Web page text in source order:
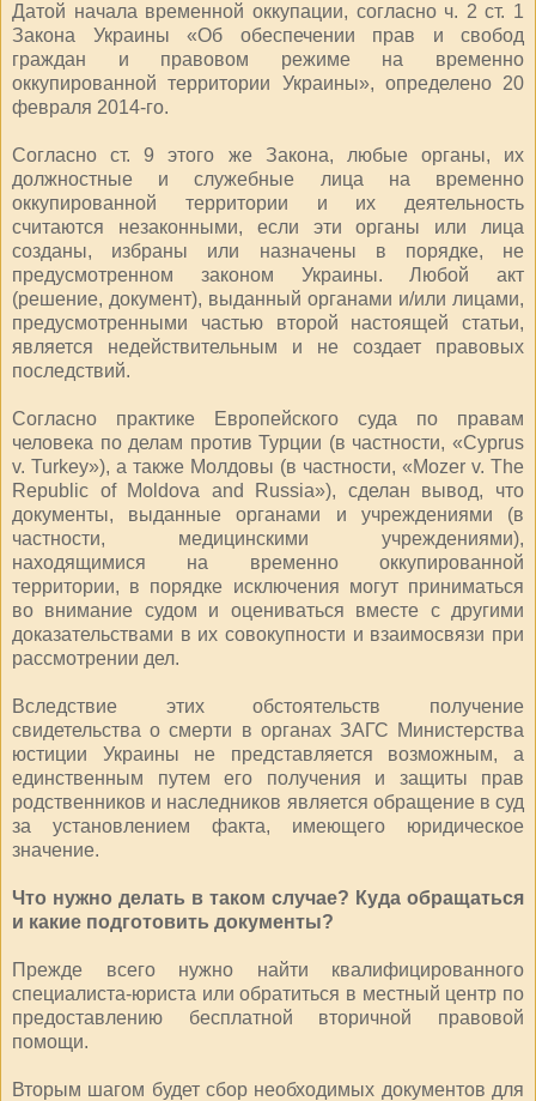
Датой начала временной оккупации, согласно ч. 2 ст. 1
Закона Украины «Об обеспечении прав и свобод
граждан и правовом режиме на временно
оккупированной территории Украины», определено 20
февраля 2014-го.
Согласно ст. 9 этого же Закона, любые органы, их
должностные и служебные лица на временно
оккупированной территории и их деятельность
считаются незаконными, если эти органы или лица
созданы, избраны или назначены в порядке, не
предусмотренном законом Украины. Любой акт
(решение, документ), выданный органами и/или лицами,
предусмотренными частью второй настоящей статьи,
является недействительным и не создает правовых
последствий.
Согласно практике Европейского суда по правам
человека по делам против Турции (в частности, «Cyprus
v. Turkey»), а также Молдовы (в частности, «Mozer v. The
Republic of Moldova and Russia»), сделан вывод, что
документы, выданные органами и учреждениями (в
частности, медицинскими учреждениями),
находящимися на временно оккупированной
территории, в порядке исключения могут приниматься
во внимание судом и оцениваться вместе с другими
доказательствами в их совокупности и взаимосвязи при
рассмотрении дел.
Вследствие этих обстоятельств получение
свидетельства о смерти в органах ЗАГС Министерства
юстиции Украины не представляется возможным, а
единственным путем его получения и защиты прав
родственников и наследников является обращение в суд
за установлением факта, имеющего юридическое
значение.
Что нужно делать в таком случае? Куда обращаться
и какие подготовить документы?
Прежде всего нужно найти квалифицированного
специалиста-юриста или обратиться в местный центр по
предоставлению бесплатной вторичной правовой
помощи.
Вторым шагом будет сбор необходимых документов для